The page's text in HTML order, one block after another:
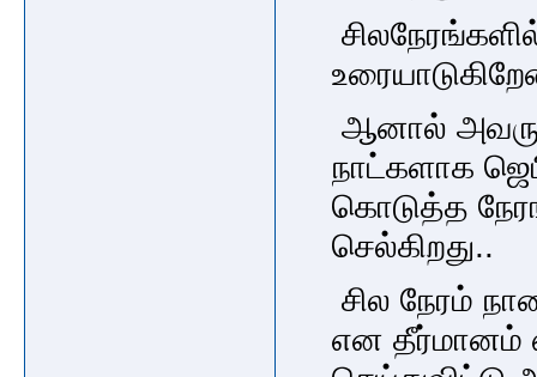
ஆனால்
நாட்களாக
கொடுத்த
செல்கிறது..
சில நேரம்
என தீர்மானம்